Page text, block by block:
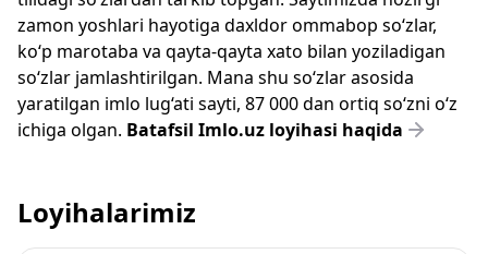
zamon yoshlari hayotiga daxldor ommabop so‘zlar,
ko‘p marotaba va qayta-qayta xato bilan yoziladigan
so‘zlar jamlashtirilgan. Mana shu so‘zlar asosida
yaratilgan imlo lug‘ati sayti, 87 000 dan ortiq so‘zni o‘z
ichiga olgan. Batafsil Imlo.uz loyihasi haqida
Loyihalarimiz